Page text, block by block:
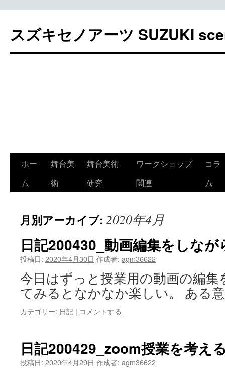
スズキセノアーツ SUZUKI
へ
ス
ッ
ホー
ム
舞台美
術
舞台美術
研究
ワークショップ
関連
コラ
ム
月別アーカイブ: 2020年4月
日記200430_動画編集をしなが
投稿日: 2020年4月30日 作成者: agm36622
今日はずっと授業用の動画の編
てみるとなかなか楽しい。 ある
カテゴリー: 日記 | コメントする
日記200429_zoom授業を考え
投稿日: 2020年4月29日 作成者: agm36622